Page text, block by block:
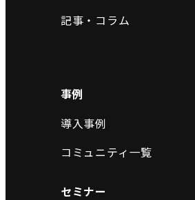
記事・コラム
事例
導入事例
コミュニティ一覧
セミナー